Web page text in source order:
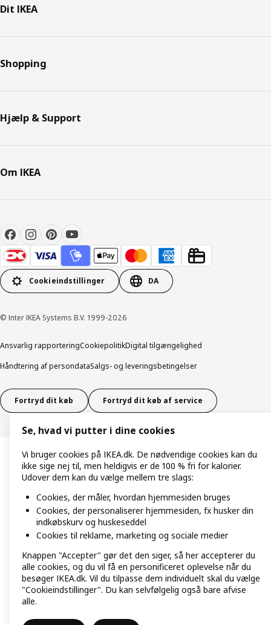
Dit IKEA
Shopping
Hjælp & Support
Om IKEA
Cookieindstillinger DA
© Inter IKEA Systems B.V. 1999-2026
Ansvarlig rapporteringCookiepolitikDigital tilgængelighed
Håndtering af persondataSalgs- og leveringsbetingelser
Fortryd dit køb Fortryd dit køb af service
Se, hvad vi putter i dine cookies
Vi bruger cookies på IKEA.dk. De nødvendige cookies kan du
ikke sige nej til, men heldigvis er de 100 % fri for kalorier.
Udover dem kan du vælge mellem tre slags:
Cookies, der måler, hvordan hjemmesiden bruges
Cookies, der personaliserer hjemmesiden, fx husker din
indkøbskurv og huskeseddel
Cookies til reklame, marketing og sociale medier
Knappen "Accepter" gør det den siger, så her accepterer du
alle cookies, og du vil få en personificeret oplevelse når du
besøger IKEA.dk. Vil du tilpasse dem individuelt skal du vælge
"Cookieindstillinger". Du kan selvfølgelig også bare afvise
alle.